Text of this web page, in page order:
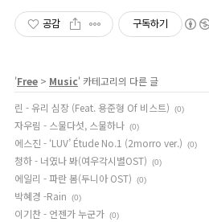
공감 구독하기
'Free > Music' 카테고리의 다른 글
린 - 유리 심장 (Feat. 용준형 Of 비스트)
(0)
자우림 - 스물다섯, 스물하나 (0)
에스진 - ‘LUV’ Étude No.1 (2morro ver.) (0)
청하 - 너였나 봐(여우각시별OST) (0)
에일리 - 파란 봄(두니아 OST) (0)
박혜경 -Rain (0)
이기찬 - 언젠가 누군가 (0)